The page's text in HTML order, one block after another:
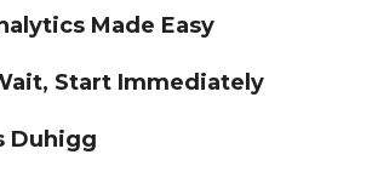
Made Easy
Start Immediately
Duhigg